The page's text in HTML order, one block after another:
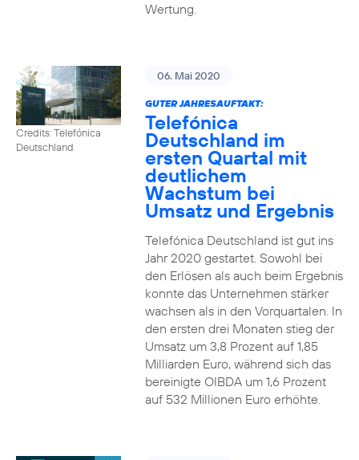
Wertung.
Credits: Telefónica
Deutschland
06. Mai 2020
GUTER JAHRESAUFTAKT:
Telefónica
Deutschland im
ersten Quartal mit
deutlichem
Wachstum bei
Umsatz und Ergebnis
Telefónica Deutschland ist gut ins
Jahr 2020 gestartet. Sowohl bei
den Erlösen als auch beim Ergebnis
konnte das Unternehmen stärker
wachsen als in den Vorquartalen. In
den ersten drei Monaten stieg der
Umsatz um 3,8 Prozent auf 1,85
Milliarden Euro, während sich das
bereinigte OIBDA um 1,6 Prozent
auf 532 Millionen Euro erhöhte.